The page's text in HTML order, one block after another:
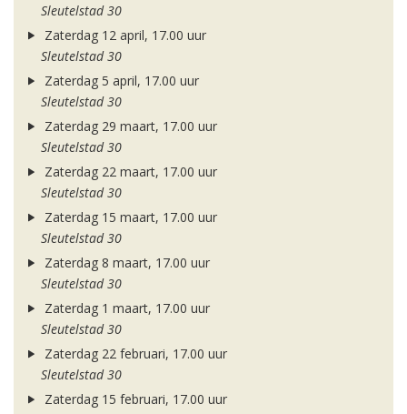
Sleutelstad 30
Zaterdag 12 april, 17.00 uur
Sleutelstad 30
Zaterdag 5 april, 17.00 uur
Sleutelstad 30
Zaterdag 29 maart, 17.00 uur
Sleutelstad 30
Zaterdag 22 maart, 17.00 uur
Sleutelstad 30
Zaterdag 15 maart, 17.00 uur
Sleutelstad 30
Zaterdag 8 maart, 17.00 uur
Sleutelstad 30
Zaterdag 1 maart, 17.00 uur
Sleutelstad 30
Zaterdag 22 februari, 17.00 uur
Sleutelstad 30
Zaterdag 15 februari, 17.00 uur